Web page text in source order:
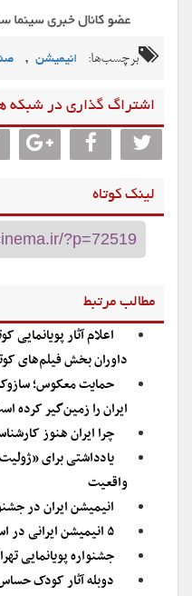
برچسب‌ها: انیمیشن ,
اشتراگ گذاری در شبکه
لینک کوتاه
مطالب مرتبط
اعلام آثار
داوران بخش فیلم‌های
حمایت معکوس؛
ایران را زمین‌گیر کرده
چرا ایران هنوز
یادداشتی برای
واقعیت
انیمیشن ایران در
۵ انیمیشن ایرانی در اسپانیا نمایش داده می‌شود
جشنواره پویانمایی
دوبله آثار کودک